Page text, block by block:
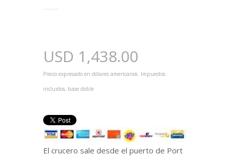
USD 1,438.00
Precio expresado en dólares americanos. Impuestos
incluidos, base doble
El crucero sale desde el puerto de Port